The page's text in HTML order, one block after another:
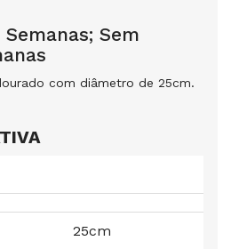
Sem
com diâmetro de 25cm.
25cm